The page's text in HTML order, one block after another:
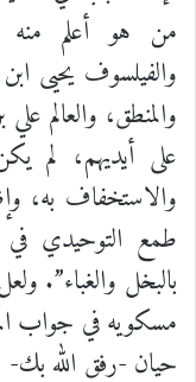
من هو أعلم منه
والفيلسوف يحيى
والمنطق، والعالم
على أيديهم، لم
والاستخفاف به،
طمع التوحيدي
بالبخل والغباء”.
مسكويه في جواب
حيان -رفق الله بك-